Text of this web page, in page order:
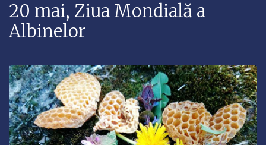
20 mai, Ziua Mondială a
Albinelor